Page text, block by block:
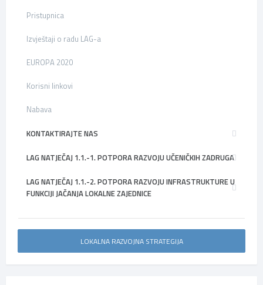
Pristupnica
Izvještaji o radu LAG-a
EUROPA 2020
Korisni linkovi
Nabava
KONTAKTIRAJTE NAS
LAG NATJEČAJ 1.1.-1. POTPORA RAZVOJU UČENIČKIH ZADRUGA
LAG NATJEČAJ 1.1.-2. POTPORA RAZVOJU INFRASTRUKTURE U
FUNKCIJI JAČANJA LOKALNE ZAJEDNICE
LOKALNA RAZVOJNA STRATEGIJA